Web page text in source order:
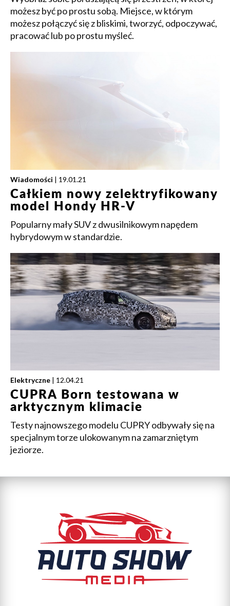
możesz być po prostu sobą. Miejsce, w którym
możesz połączyć się z bliskimi, tworzyć, odpoczywać,
pracować lub po prostu myśleć.
Wiadomości | 19.01.21
Całkiem nowy zelektryfikowany
model Hondy HR-V
Popularny mały SUV z dwusilnikowym napędem
hybrydowym w standardzie.
Elektryczne | 12.04.21
CUPRA Born testowana w
arktycznym klimacie
Testy najnowszego modelu CUPRY odbywały się na
specjalnym torze ulokowanym na zamarzniętym
jeziorze.